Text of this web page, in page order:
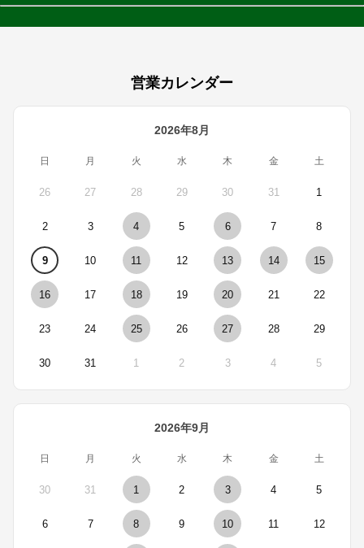
営業カレンダー
2026年8月
日 月 火 水 木 金 土
26 27 28 29 30 31 1
2 3 4 5 6 7 8
9 10 11 12 13 14 15
16 17 18 19 20 21 22
23 24 25 26 27 28 29
30 31 1 2 3 4 5
2026年9月
日 月 火 水 木 金 土
30 31 1 2 3 4 5
6 7 8 9 10 11 12